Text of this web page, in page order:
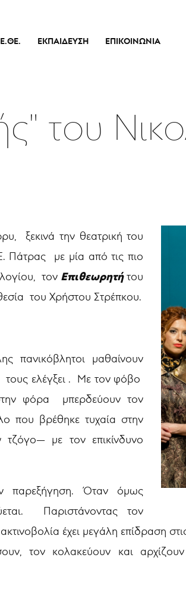
Στοιχεία
Δ.Σ.
ΕΚΠΑΊΔΕΥΣΗ ΕΠΙΚΟΙΝΩΝΊΑ
του
ξεκινά την θεατρική του
με μία από τις πιο
τον Επιθεωρητήτου
του Χρήστου Στρέπκου.
πανικόβλητοι μαθαίνουν
τους ελέγξει . Με τον φόβο
φόρα μπερδεύουν τον
που βρέθηκε τυχαία στην
με τον επικίνδυνο
παρεξήγηση. Όταν όμως
Παριστάνοντας τον
έχει μεγάλη επίδραση
τον κολακεύουν και